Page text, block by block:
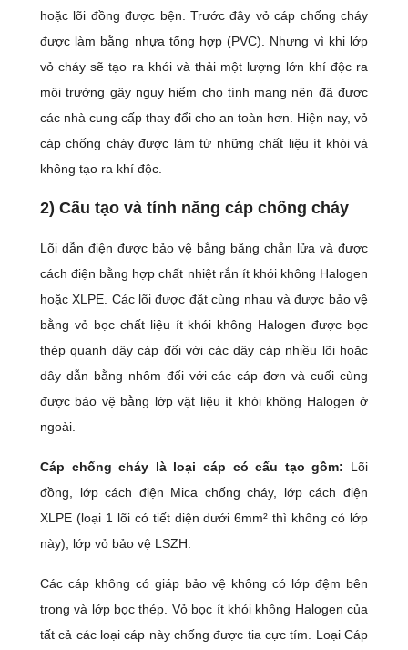
hoặc lõi đồng được bện. Trước đây vỏ cáp chống cháy
được làm bằng nhựa tổng hợp (PVC). Nhưng vì khi lớp
vỏ cháy sẽ tạo ra khói và thải một lượng lớn khí độc ra
môi trường gây nguy hiểm cho tính mạng nên đã được
các nhà cung cấp thay đổi cho an toàn hơn. Hiện nay, vỏ
cáp chống cháy được làm từ những chất liệu ít khói và
không tạo ra khí độc.
2) Cấu tạo và tính năng cáp chống cháy
Lõi dẫn điện được bảo vệ bằng băng chắn lửa và được
cách điện bằng hợp chất nhiệt rắn ít khói không Halogen
hoặc XLPE. Các lõi được đặt cùng nhau và được bảo vệ
bằng vỏ bọc chất liệu ít khói không Halogen được bọc
thép quanh dây cáp đối với các dây cáp nhiều lõi hoặc
dây dẫn bằng nhôm đối với các cáp đơn và cuối cùng
được bảo vệ bằng lớp vật liệu ít khói không Halogen ở
ngoài.
Cáp chống cháy là loại cáp có cấu tạo gồm: Lõi
đồng, lớp cách điện Mica chống cháy, lớp cách điện
XLPE (loại 1 lõi có tiết diện dưới 6mm² thì không có lớp
này), lớp vỏ bảo vệ LSZH.
Các cáp không có giáp bảo vệ không có lớp đệm bên
trong và lớp bọc thép. Vỏ bọc ít khói không Halogen của
tất cả các loại cáp này chống được tia cực tím. Loại Cáp